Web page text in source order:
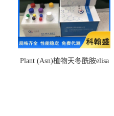
Plant (Asn)植物天冬酰胺elisa